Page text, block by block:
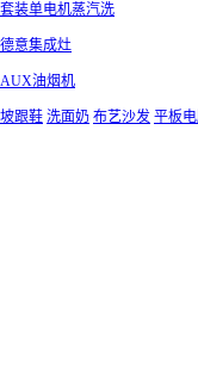
套装单电机蒸汽洗
德意集成灶
AUX油烟机
坡跟鞋 洗面奶 布艺沙发 平板